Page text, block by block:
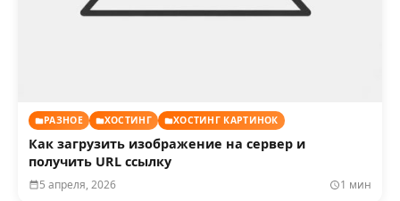
РАЗНОЕ ХОСТИНГ ХОСТИНГ КАРТИНОК
Как загрузить изображение на сервер и
получить URL ссылку
5 апреля, 2026 1 мин